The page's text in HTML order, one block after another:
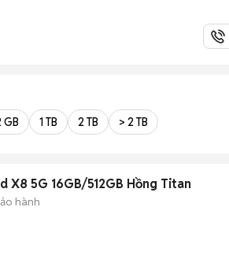
GB 1 TB 2 TB > 2 TB
X8 5G 16GB/512GB Hồng Titan
hành